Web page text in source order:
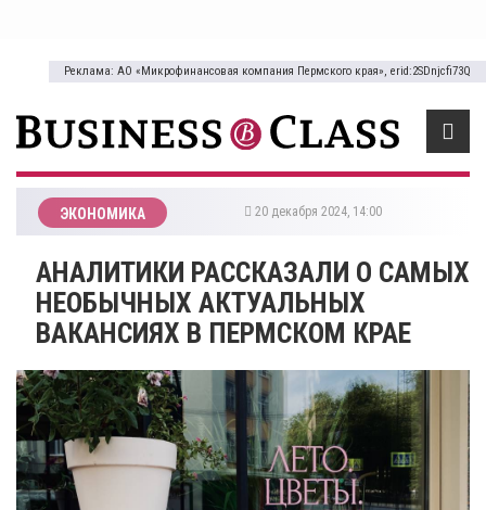
Реклама: АО «Микрофинансовая компания Пермского края», erid:2SDnjcfi73Q
ЭКОНОМИКА 20 декабря 2024, 14:00
​АНАЛИТИКИ РАССКАЗАЛИ О САМЫХ
НЕОБЫЧНЫХ АКТУАЛЬНЫХ
ВАКАНСИЯХ В ПЕРМСКОМ КРАЕ